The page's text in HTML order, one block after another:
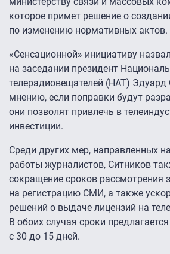
которое примет решение о
по изменению нормативных актов.
«Сенсационной» инициативу
на заседании президент
телерадиовещателей (НАТ) Эдуард
мнению, если поправки будут
они позволят привлечь в
инвестиции.
Среди других мер, направленных
работы журналистов, Ситников
сокращение сроков рассмотрения
на регистрацию СМИ, а также
решений о выдаче лицензий на
В обоих случая сроки
с 30 до 15 дней.